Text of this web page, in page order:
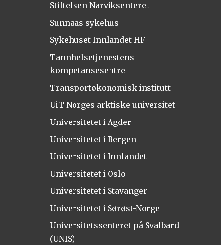
Stiftelsen Narviksenteret
Sunnaas sykehus
Sykehuset Innlandet HF
Tannhelsetjenestens
kompetansesentre
Transportøkonomisk institutt
UiT Norges arktiske universitet
Universitetet i Agder
Universitetet i Bergen
Universitetet i Innlandet
Universitetet i Oslo
Universitetet i Stavanger
Universitetet i Sørøst-Norge
Universitetssenteret på Svalbard
(UNIS)